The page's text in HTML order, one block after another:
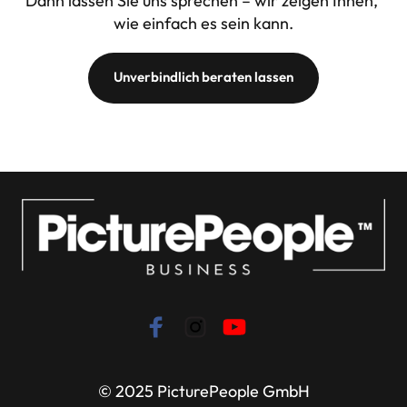
wie einfach es sein kann.
Unverbindlich beraten lassen
© 2025 PicturePeople GmbH